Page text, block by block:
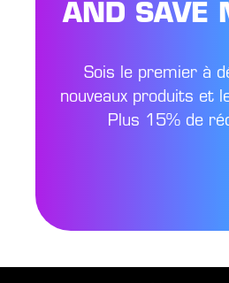
AND SAVE
Sois le premier à
nouveaux produits et
Plus 15% de